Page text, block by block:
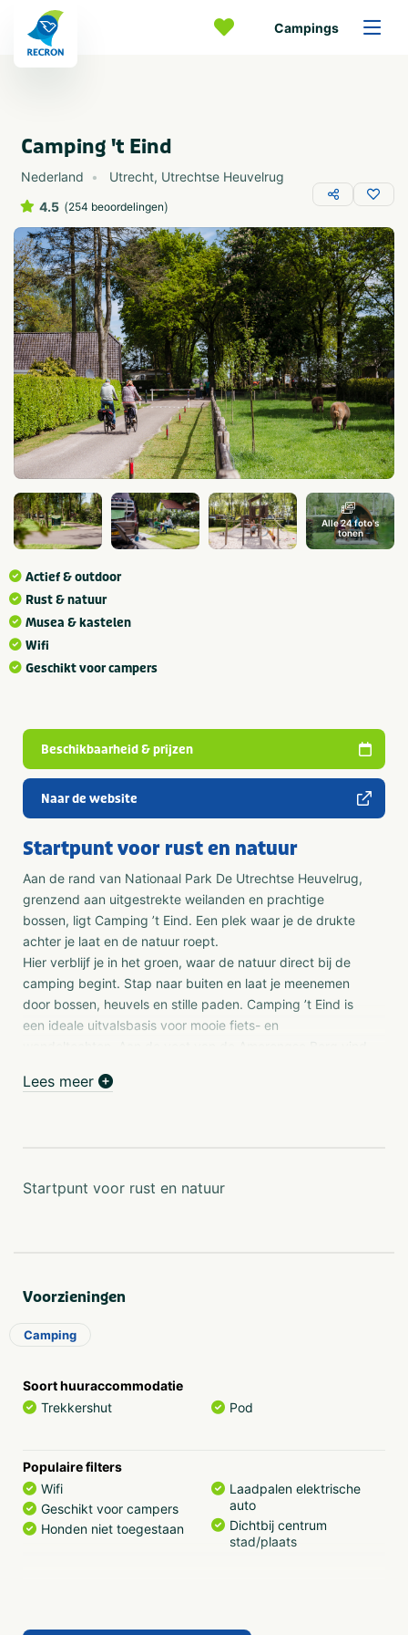
Campings
Camping 't Eind
Nederland Utrecht, Utrechtse Heuvelrug
4.5 (254 beoordelingen)
Alle 24 foto's
tonen
Actief & outdoor
Rust & natuur
Musea & kastelen
Wifi
Geschikt voor campers
Beschikbaarheid & prijzen
Naar de website
Startpunt voor rust en natuur
Aan de rand van Nationaal Park De Utrechtse Heuvelrug,
grenzend aan uitgestrekte weilanden en prachtige
bossen, ligt Camping ’t Eind. Een plek waar je de drukte
achter je laat en de natuur roept.
Hier verblijf je in het groen, waar de natuur direct bij de
camping begint. Stap naar buiten en laat je meenemen
door bossen, heuvels en stille paden. Camping ’t Eind is
een ideale uitvalsbasis voor mooie fiets- en
ontspannen en op te laden, en de tijd even helemaal los
trekken en de omgeving te ontdekken.
Lees meer
Startpunt voor rust en natuur
Voorzieningen
Camping
Soort huuraccommodatie
Trekkershut
Pod
Populaire filters
Wifi
Geschikt voor campers
Honden niet toegestaan
Laadpalen elektrische
auto
Dichtbij centrum
stad/plaats